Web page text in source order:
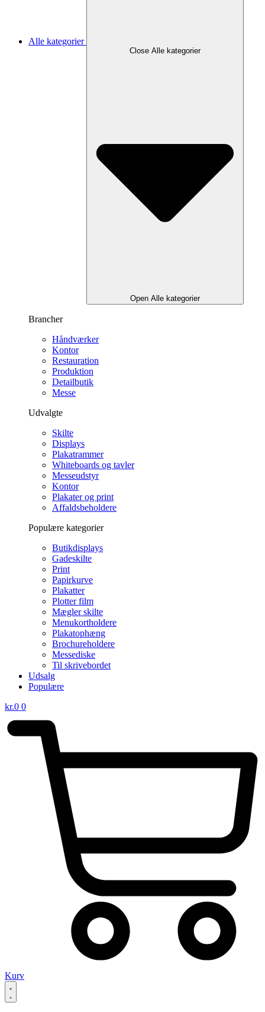
Alle kategorier
Close Alle kategorier
Open Alle kategorier
Brancher
Håndværker
Kontor
Restauration
Produktion
Detailbutik
Messe
Udvalgte
Skilte
Displays
Plakatrammer
Whiteboards og tavler
Messeudstyr
Kontor
Plakater og print
Affaldsbeholdere
Populære kategorier
Butikdisplays
Gadeskilte
Print
Papirkurve
Plakatter
Plotter film
Mægler skilte
Menukortholdere
Plakatophæng
Brochureholdere
Messediske
Til skrivebordet
Udsalg
Populære
kr.0 0
Kurv